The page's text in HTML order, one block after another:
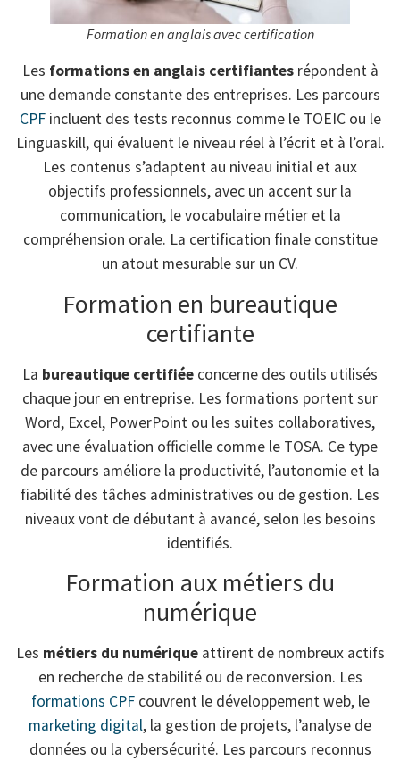
Formation en anglais avec certification
Les formations en anglais certifiantesrépondent à
une demande constante des entreprises. Les parcours
CPFincluent des tests reconnus comme le TOEIC ou le
Linguaskill, qui évaluent le niveau réel à l’écrit et à l’oral.
Les contenus s’adaptent au niveau initial et aux
objectifs professionnels, avec un accent sur la
communication, le vocabulaire métier et la
compréhension orale. La certification finale constitue
un atout mesurable sur un CV.
Formation en bureautique
certifiante
La bureautique certifiée concerne des outils utilisés
chaque jour en entreprise. Les formations portent sur
Word, Excel, PowerPoint ou les suites collaboratives,
avec une évaluation officielle comme le TOSA. Ce type
de parcours améliore la productivité, l’autonomie et la
fiabilité des tâches administratives ou de gestion. Les
niveaux vont de débutant à avancé, selon les besoins
identifiés.
Formation aux métiers du
numérique
Les métiers du numériqueattirent de nombreux actifs
en recherche de stabilité ou de reconversion. Les
formations CPFcouvrent le développement web, le
marketing digital, la gestion de projets, l’analyse de
données ou la cybersécurité. Les parcours reconnus